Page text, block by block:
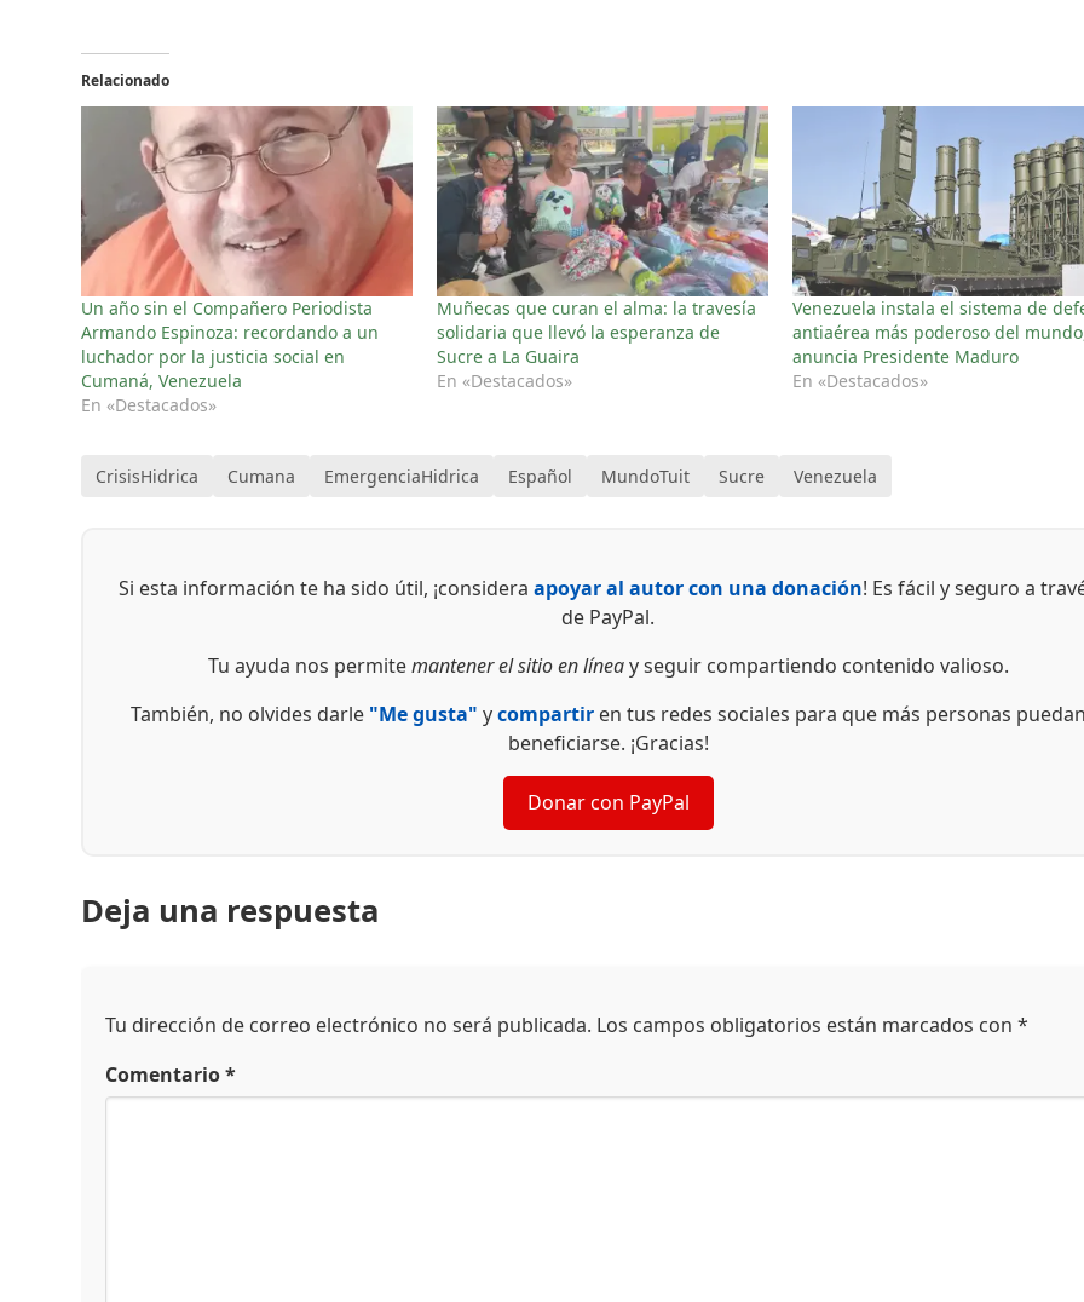
Relacionado
Un año sin el Compañero Periodista
Armando Espinoza: recordando a un
luchador por la justicia social en
Cumaná, Venezuela
En «Destacados»
Muñecas que curan el alma: la travesía
solidaria que llevó la esperanza de
Sucre a La Guaira
En «Destacados»
Venezuela instala el sistema de
antiaérea más poderoso del
anuncia Presidente Maduro
En «Destacados»
CrisisHidrica Cumana EmergenciaHidrica Español MundoTuit Sucre Venezuela
Si esta información te ha sido útil, ¡consideraapoyar al autor con una donación! Es fácil y seguro a
de PayPal.
Tu ayuda nos permitemantener el sitio en líneay seguir compartiendo contenido valioso.
También, no olvides darle "Me gusta" ycompartiren tus redes sociales para que más personas puedan
beneficiarse. ¡Gracias!
Donar con PayPal
Deja una respuesta
Tu dirección de correo electrónico no será publicada. Los campos obligatorios están marcados con*
Comentario*